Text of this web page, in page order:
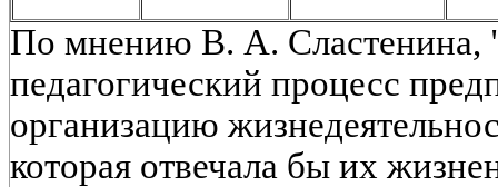
По мнению В. А. Сластенина,
педагогический процесс
организацию
которая отвечала бы их